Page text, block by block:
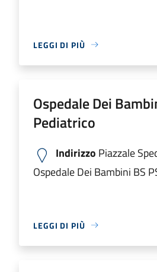
LEGGI DI PIÙ
Ospedale Dei
Pediatrico
Indirizzo Piazzale
Ospedale Dei Bambini BS
LEGGI DI PIÙ